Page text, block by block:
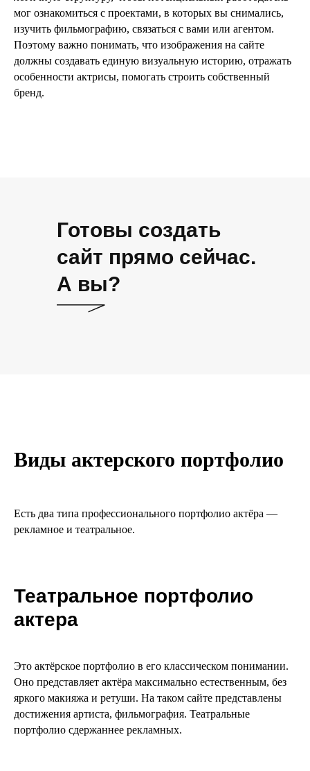
мог ознакомиться с проектами, в которых вы снимались,
изучить фильмографию, связаться с вами или агентом.
Поэтому важно понимать, что изображения на сайте
должны создавать единую визуальную историю, отражать
особенности актрисы, помогать строить собственный
бренд.
Готовы создать
сайт прямо сейчас.
А вы?
Виды актерского портфолио
Есть два типа профессионального портфолио актёра —
рекламное и театральное.
Театральное портфолио
актера
Это актёрское портфолио в его классическом понимании.
Оно представляет актёра максимально естественным, без
яркого макияжа и ретуши. На таком сайте представлены
достижения артиста, фильмография. Театральные
портфолио сдержаннее рекламных.